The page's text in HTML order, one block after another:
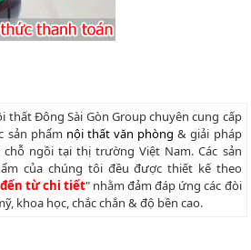
thất Đông Sài Gòn Group chuyên cung cấp
sản phẩm nội thất văn phòng & giải pháp
chỗ ngồi tại thị trường Việt Nam. Các sản
của chúng tôi đều được thiết kế theo
từ chi tiết" nhằm đảm đáp ứng các đòi
khoa học, chắc chắn & độ bền cao.